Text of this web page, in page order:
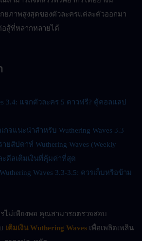
ยภาพสูงสุดของตัวละครแต่ละตัวออกมา
สู้ที่หลากหลายได้
3.4: แจกตัวละคร 5 ดาวฟรี? ตู้คอลแลป
จแนะนำสำหรับ Wuthering Waves 3.3
สัปดาห์ Wuthering Waves (Weekly
ะดีลเติมเงินที่คุ้มค่าที่สุด
Waves 3.3-3.5: ควรเก็บหรือข้าม
ไม่เพียงพอ คุณสามารถตรวจสอบ
เติมเงิน Wuthering Waves เพื่อเพลิดเพลิน